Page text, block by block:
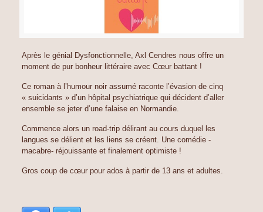
Après le génial Dysfonctionnelle, Axl Cendres nous offre un
moment de pur bonheur littéraire avec Cœur battant !
Ce roman à l’humour noir assumé raconte l’évasion de cinq
« suicidants » d’un hôpital psychiatrique qui décident d’aller
ensemble se jeter d’une falaise en Normandie.
Commence alors un road-trip délirant au cours duquel les
langues se délient et les liens se créent. Une comédie -
macabre- réjouissante et finalement optimiste !
Gros coup de cœur pour ados àpartir de 13 ans et adultes.